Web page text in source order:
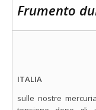
Frumento
ITALIA
sulle nostre